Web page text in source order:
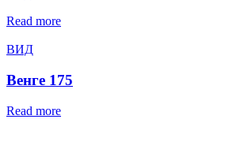
Read more
ВИД
Венге 175
Read more